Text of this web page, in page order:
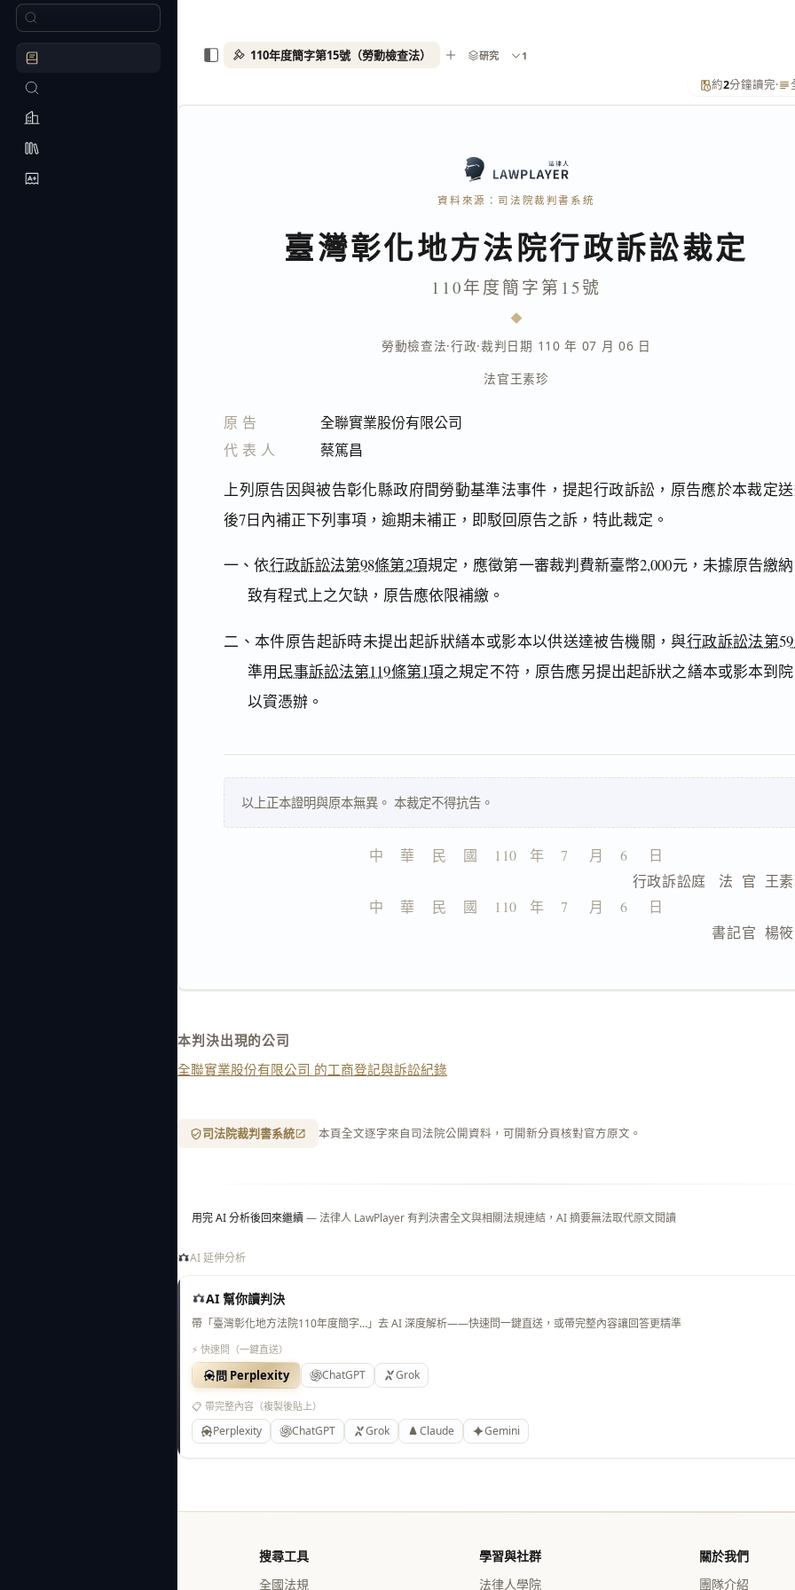
約2分鐘讀完·
資料來源：司法院裁判書系統
臺灣彰化地方法院行政訴訟裁定
110年度簡字第15號
勞動檢查法·行政·裁判日期 110 年 07 月 06 日
法官王素珍
原告
全聯實業股份有限公司
代表人
蔡篤昌
上列原告因與被告彰化縣政府間勞動基準法事件，提起行政訴訟，原告應於本裁定
後7日內補正下列事項，逾期未補正，即駁回原告之訴，特此裁定。
一、依行政訴訟法第98條第2項規定，應徵第一審裁判費新臺幣2,000元，未據原告繳納
致有程式上之欠缺，原告應依限補繳。
二、本件原告起訴時未提出起訴狀繕本或影本以供送達被告機關，與行政訴訟法第
準用民事訴訟法第119條第1項之規定不符，原告應另提出起訴狀之繕本或影本到院
以資憑辦。
以上正本證明與原本無異。 本裁定不得抗告。
中    華    民    國    110   年    7     月    6     日
行政訴訟庭   法  官  王
中    華    民    國    110   年    7     月    6     日
書記官  楊
本判決出現的公司
全聯實業股份有限公司 的工商登記與訴訟紀錄
司法院裁判書系統 本頁全文逐字來自司法院公開資料，可開新分頁核對官方原文。
用完 AI 分析後回來繼續— 法律人 LawPlayer 有判決書全文與相關法規連結，AI 摘要無法取代原文閱讀
AI 延伸分析
AI 幫你讀判決
帶「臺灣彰化地方法院110年度簡字…」去 AI 深度解析——快速問一鍵直送，或帶完整內容讓回答更精準
⚡ 快速問（一鍵直送）
問 Perplexity ChatGPT Grok
📋 帶完整內容（複製後貼上）
Perplexity ChatGPT Grok Claude Gemini
搜尋工具
全國法規
學習與社群
法律人學院
關於我們
團隊介紹
110年度簡字第15號（勞動檢查法） 研究 1